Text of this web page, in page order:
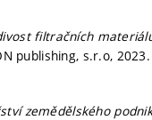
filtračních
publishing, s.r.o,
zemědělského